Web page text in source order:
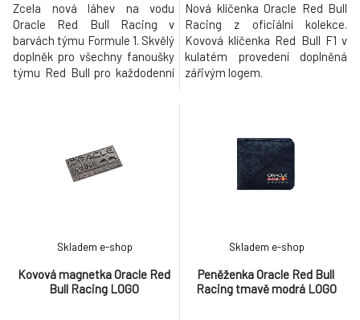
Zcela nová láhev na vodu
Oracle Red Bull Racing v
barvách týmu Formule 1. Skvělý
doplněk pro všechny fanoušky
týmu Red Bull pro každodenní
Nová klíčenka Oracle Red Bull
Racing z oficiální kolekce.
Kovová klíčenka Red Bull F1 v
kulatém provedení doplněná
zářivým logem.
Kovová magnetka Oracle Red
Bull Racing LOGO
Skladem e-shop
Peněženka Oracle Red Bull
Racing tmavě modrá LOGO
Skladem e-shop